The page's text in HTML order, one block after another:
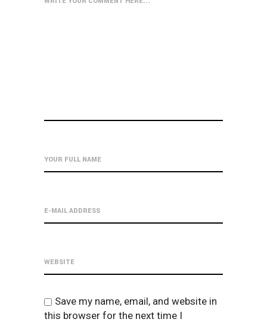
Save my name, email, and website in
this browser for the next time I